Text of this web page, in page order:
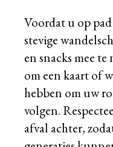
Voordat u op
stevige
en snacks mee
om een kaart of
hebben om uw
volgen.
afval achter,